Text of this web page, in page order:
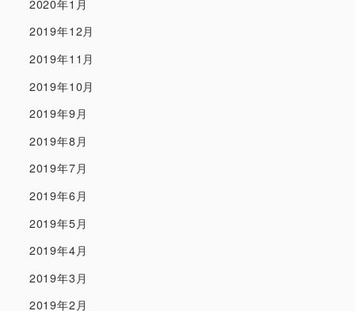
2020年1月
2019年12月
2019年11月
2019年10月
2019年9月
2019年8月
2019年7月
2019年6月
2019年5月
2019年4月
2019年3月
2019年2月